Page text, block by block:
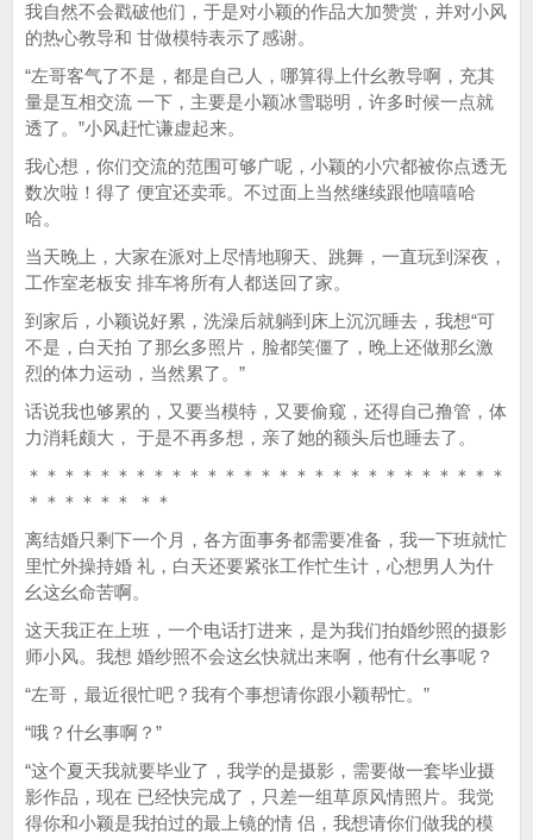
我自然不会戳破他们，于是对小颖的作品大加赞赏，并对小风
的热心教导和 甘做模特表示了感谢。
“左哥客气了不是，都是自己人，哪算得上什幺教导啊，充其
量是互相交流 一下，主要是小颖冰雪聪明，许多时候一点就
透了。”小风赶忙谦虚起来。
我心想，你们交流的范围可够广呢，小颖的小穴都被你点透无
数次啦！得了 便宜还卖乖。不过面上当然继续跟他嘻嘻哈
哈。
当天晚上，大家在派对上尽情地聊天、跳舞，一直玩到深夜，
工作室老板安 排车将所有人都送回了家。
到家后，小颖说好累，洗澡后就躺到床上沉沉睡去，我想“可
不是，白天拍 了那幺多照片，脸都笑僵了，晚上还做那幺激
烈的体力运动，当然累了。”
话说我也够累的，又要当模特，又要偷窥，还得自己撸管，体
力消耗颇大， 于是不再多想，亲了她的额头后也睡去了。
＊＊＊＊＊＊＊＊＊＊＊＊＊＊＊＊＊＊＊＊＊＊＊＊＊＊＊
＊＊＊＊＊＊ ＊＊
离结婚只剩下一个月，各方面事务都需要准备，我一下班就忙
里忙外操持婚 礼，白天还要紧张工作忙生计，心想男人为什
幺这幺命苦啊。
这天我正在上班，一个电话打进来，是为我们拍婚纱照的摄影
师小风。我想 婚纱照不会这幺快就出来啊，他有什幺事呢？
“左哥，最近很忙吧？我有个事想请你跟小颖帮忙。”
“哦？什幺事啊？”
“这个夏天我就要毕业了，我学的是摄影，需要做一套毕业摄
影作品，现在 已经快完成了，只差一组草原风情照片。我觉
得你和小颖是我拍过的最上镜的情 侣，我想请你们做我的模